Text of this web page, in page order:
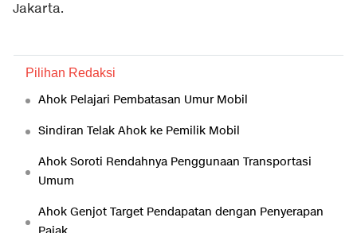
Jakarta.
Pilihan Redaksi
Ahok Pelajari Pembatasan Umur Mobil
Sindiran Telak Ahok ke Pemilik Mobil
Ahok Soroti Rendahnya Penggunaan Transportasi
Umum
Ahok Genjot Target Pendapatan dengan Penyerapan